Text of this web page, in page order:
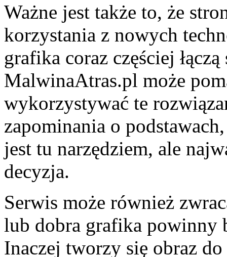
Ważne jest także to, że
korzystania z nowych
grafika coraz częściej
MalwinaAtras.pl może
wykorzystywać te
zapominania o
jest tu narzędziem, ale
decyzja.
Serwis może również
lub dobra grafika powinny
Inaczej tworzy się obraz